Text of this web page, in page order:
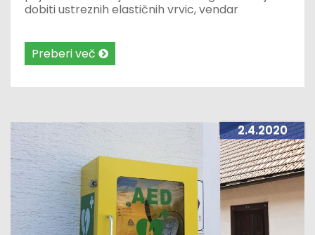
dobiti ustreznih elastičnih vrvic, vendar
namestite skladno s priloženimi navodili. Ob tem
naj poudarimo, da bo Občina zaščitne maske
Preberi več
2.4.2020